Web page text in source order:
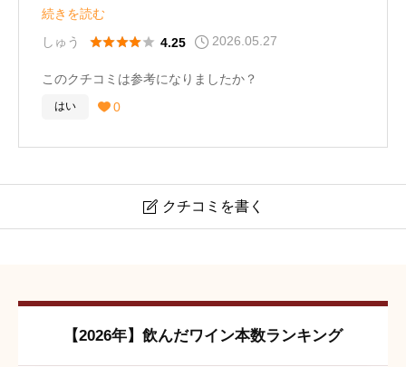
ているので、食前酒としても良い。
シャンパンほど重たくなく、気軽に楽しめた。
続きを読む
しゅう
 4.25 2026.05.27
このクチコミは参考になりましたか？
はい  0
 クチコミを書く
【2026年】飲んだワイン本数ランキング